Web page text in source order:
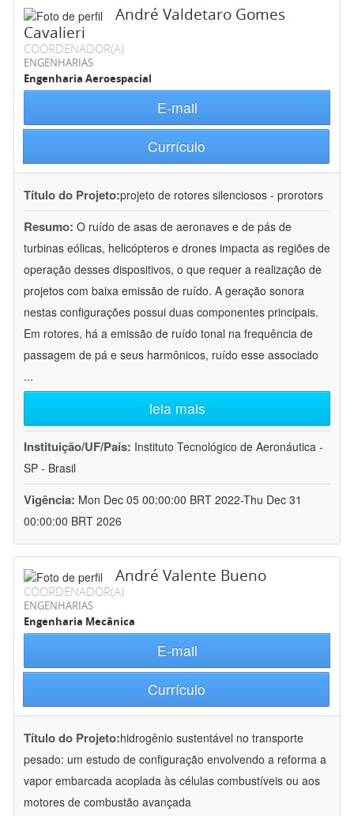
André Valdetaro Gomes
Cavalieri
COORDENADOR(A)
ENGENHARIAS
Engenharia Aeroespacial
E-mail
Currículo
Título do Projeto:projeto de rotores silenciosos - prorotors
Resumo: O ruído de asas de aeronaves e de pás de
turbinas eólicas, helicópteros e drones impacta as regiões de
operação desses dispositivos, o que requer a realização de
projetos com baixa emissão de ruído. A geração sonora
nestas configurações possui duas componentes principais.
Em rotores, há a emissão de ruído tonal na frequência de
passagem de pá e seus harmônicos, ruído esse associado
...
leia mais
Instituição/UF/País: Instituto Tecnológico de Aeronáutica -
SP - Brasil
Vigência: Mon Dec 05 00:00:00 BRT 2022-Thu Dec 31
00:00:00 BRT 2026
André Valente Bueno
COORDENADOR(A)
ENGENHARIAS
Engenharia Mecânica
E-mail
Currículo
Título do Projeto:hidrogênio sustentável no transporte
pesado: um estudo de configuração envolvendo a reforma a
vapor embarcada acoplada às células combustíveis ou aos
motores de combustão avançada